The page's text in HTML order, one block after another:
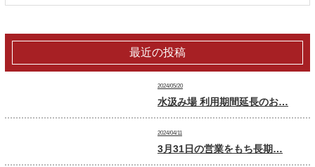
最近の投稿
2024/05/20
水汲み場 利用期間延長のお…
2024/04/11
3月31日の営業をもち長期…